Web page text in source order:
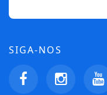
SIGA-NOS